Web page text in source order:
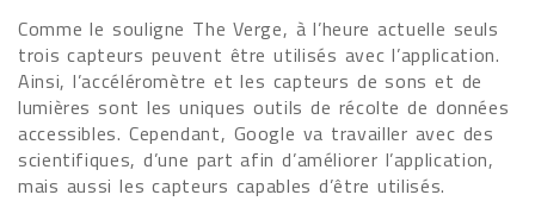
Comme le souligne The Verge, à l’heure actuelle seuls
trois capteurs peuvent être utilisés avec l’application.
Ainsi, l’accéléromètre et les capteurs de sons et de
lumières sont les uniques outils de récolte de données
accessibles. Cependant, Google va travailler avec des
scientifiques, d’une part afin d’améliorer l’application,
mais aussi les capteurs capables d’être utilisés.